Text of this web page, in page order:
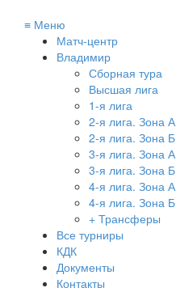
≡ Меню
Матч-центр
Владимир
Сборная тура
Высшая лига
1-я лига
2-я лига. Зона А
2-я лига. Зона Б
3-я лига. Зона А
3-я лига. Зона Б
4-я лига. Зона А
4-я лига. Зона Б
+ Трансферы
Все турниры
КДК
Документы
Контакты